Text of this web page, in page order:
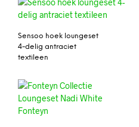
Sensoo hoek loungeset
4-delig antraciet
textileen